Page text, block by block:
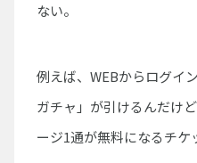
ない。
例えば、WEBからログイ
ガチャ」が引けるんだけ
ージ1通が無料になるチケ